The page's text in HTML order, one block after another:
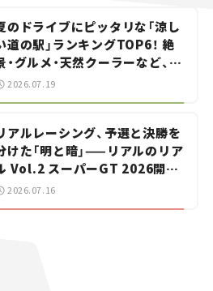
のドライブにピッタリな「涼し
道の駅」ランキングTOP6！ 絶
・グルメ・天然クーラーなど、避
におすすめのスポットを紹介
2026.07.19
アルレーシング、予選と決勝を
けた「明と暗」——リアルのリア
Vol.2 スーパーGT 2026開幕
岡山国際サーキット
2026.07.16